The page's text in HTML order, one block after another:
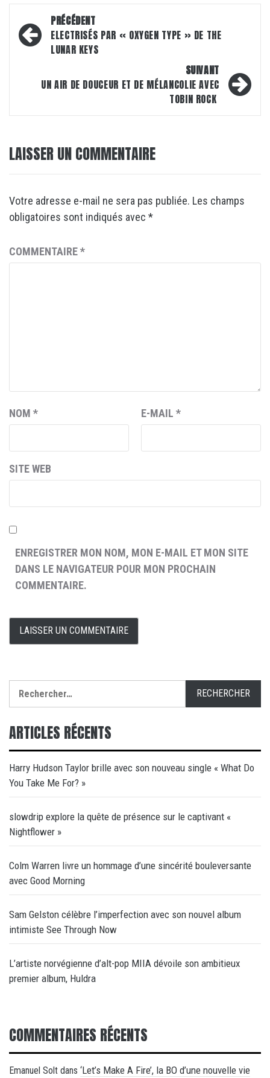
Navigation
d’article
PRÉCÉDENT
ELECTRISÉS PAR « OXYGEN TYPE » DE THE
LUNAR KEYS
SUIVANT
UN AIR DE DOUCEUR ET DE MÉLANCOLIE AVEC
TOBIN ROCK
LAISSER UN COMMENTAIRE
Votre adresse e-mail ne sera pas publiée. Les champs
obligatoires sont indiqués avec *
COMMENTAIRE*
NOM * E-MAIL *
SITE WEB
ENREGISTRER MON NOM, MON E-MAIL ET MON SITE
DANS LE NAVIGATEUR POUR MON PROCHAIN
COMMENTAIRE.
ARTICLES RÉCENTS
Harry Hudson Taylor brille avec son nouveau single « What Do
You Take Me For? »
slowdrip explore la quête de présence sur le captivant «
Nightflower »
Colm Warren livre un hommage d’une sincérité bouleversante
avec Good Morning
Sam Gelston célèbre l’imperfection avec son nouvel album
intimiste See Through Now
L’artiste norvégienne d’alt-pop MIIA dévoile son ambitieux
premier album, Huldra
COMMENTAIRES RÉCENTS
Emanuel Solt dans ‘Let’s Make A Fire’, la BO d’une nouvelle vie